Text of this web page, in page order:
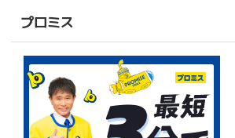
プロミス